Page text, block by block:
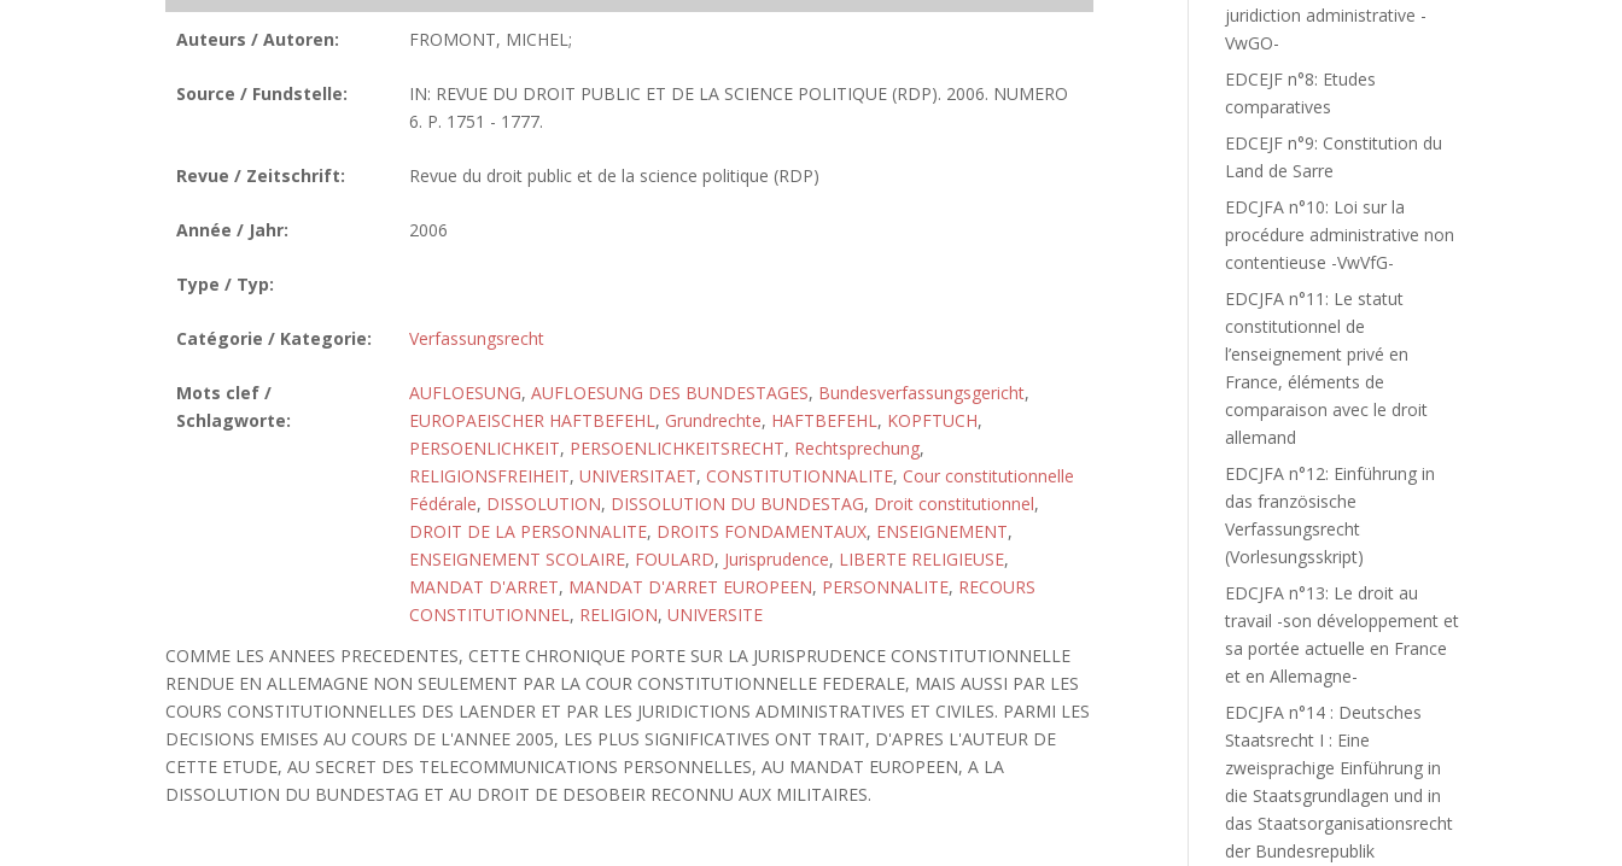
Auteurs / Autoren: FROMONT, MICHEL;
Source / Fundstelle:
IN: REVUE DU DROIT PUBLIC ET DE LA SCIENCE POLITIQUE (RDP). 2006. NUMERO
6. P. 1751 - 1777.
Revue / Zeitschrift: Revue du droit public et de la science politique (RDP)
Année / Jahr: 2006
Type / Typ:
Catégorie / Kategorie: Verfassungsrecht
Mots clef /
Schlagworte:
AUFLOESUNG, AUFLOESUNG DES BUNDESTAGES, Bundesverfassungsgericht,
EUROPAEISCHER HAFTBEFEHL, Grundrechte, HAFTBEFEHL, KOPFTUCH,
PERSOENLICHKEIT, PERSOENLICHKEITSRECHT, Rechtsprechung,
RELIGIONSFREIHEIT, UNIVERSITAET, CONSTITUTIONNALITE, Cour constitutionnelle
Fédérale, DISSOLUTION, DISSOLUTION DU BUNDESTAG, Droit constitutionnel,
DROIT DE LA PERSONNALITE, DROITS FONDAMENTAUX, ENSEIGNEMENT,
ENSEIGNEMENT SCOLAIRE, FOULARD, Jurisprudence, LIBERTE RELIGIEUSE,
MANDAT D'ARRET, MANDAT D'ARRET EUROPEEN, PERSONNALITE, RECOURS
CONSTITUTIONNEL, RELIGION, UNIVERSITE
COMME LES ANNEES PRECEDENTES, CETTE CHRONIQUE PORTE SUR LA JURISPRUDENCE CONSTITUTIONNELLE
RENDUE EN ALLEMAGNE NON SEULEMENT PAR LA COUR CONSTITUTIONNELLE FEDERALE, MAIS AUSSI PAR LES
COURS CONSTITUTIONNELLES DES LAENDER ET PAR LES JURIDICTIONS ADMINISTRATIVES ET CIVILES. PARMI LES
DECISIONS EMISES AU COURS DE L'ANNEE 2005, LES PLUS SIGNIFICATIVES ONT TRAIT, D'APRES L'AUTEUR DE
CETTE ETUDE, AU SECRET DES TELECOMMUNICATIONS PERSONNELLES, AU MANDAT EUROPEEN, A LA
DISSOLUTION DU BUNDESTAG ET AU DROIT DE DESOBEIR RECONNU AUX MILITAIRES.
juridiction administrative -
VwGO-
EDCEJF n°8: Etudes
comparatives
EDCEJF n°9: Constitution du
Land de Sarre
EDCJFA n°10: Loi sur la
procédure administrative non
contentieuse -VwVfG-
EDCJFA n°11: Le statut
constitutionnel de
l’enseignement privé en
France, éléments de
comparaison avec le droit
allemand
EDCJFA n°12: Einführung in
das französische
Verfassungsrecht
(Vorlesungsskript)
EDCJFA n°13: Le droit au
travail -son développement et
sa portée actuelle en France
et en Allemagne-
EDCJFA n°14 : Deutsches
Staatsrecht I : Eine
zweisprachige Einführung in
die Staatsgrundlagen und in
das Staatsorganisationsrecht
der Bundesrepublik